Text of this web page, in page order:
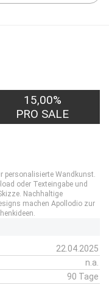
15,00%
PRO SALE
personalisierte Wandkunst.
oder Texteingabe und
Nachhaltige
machen Apollodio zur
22.04.2025
n.a.
90 Tage